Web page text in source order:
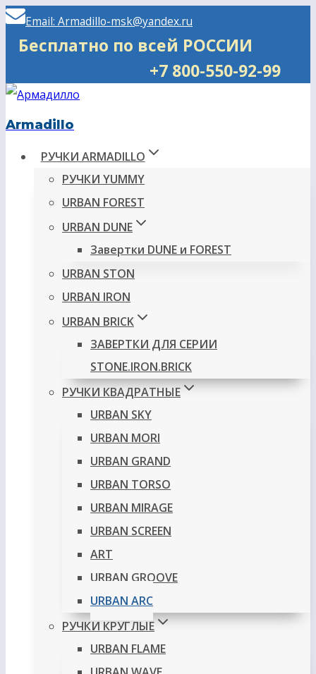
Перейти
Email: Armadillo-msk@yandex.ru
Бесплатно по всей РОССИИ
+7 800-550-92-99
Armadillo
РУЧКИ ARMADILLO
РУЧКИ YUMMY
URBAN FOREST
URBAN DUNE
Завертки DUNE и FOREST
URBAN STON
URBAN IRON
URBAN BRICK
ЗАВЕРТКИ ДЛЯ СЕРИИ
STONE.IRON.BRICK
РУЧКИ КВАДРАТНЫЕ
URBAN SKY
URBAN MORI
URBAN GRAND
URBAN TORSO
URBAN MIRAGE
URBAN SCREEN
ART
URBAN GROOVE
URBAN ARC
РУЧКИ КРУГЛЫЕ
URBAN FLAME